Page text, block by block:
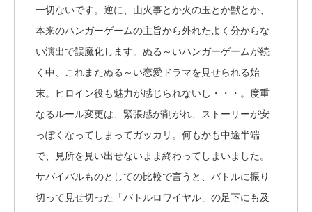
一切ないです。逆に、山火事とか火の玉とか獣とか、
本来のハンガーゲームの主旨から外れたよく分からな
い演出で誤魔化します。ぬる～いハンガーゲームが続
く中、これまたぬる～い恋愛ドラマを見せられる始
末。ヒロイン役も魅力が感じられないし・・・。度重
なるルール変更は、緊張感が削がれ、ストーリーが安
っぽくなってしまってガッカリ。何もかも中途半端
で、見所を見い出せないまま終わってしまいました。
サバイバルものとしての比較で言うと、バトルに振り
切って見せ切った「バトルロワイヤル」の足下にも及